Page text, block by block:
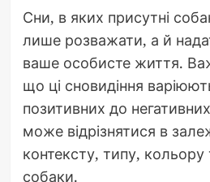
Сни, в яких присутні
лише розважати, а й
ваше особисте життя.
що ці сновидіння
позитивних до
може відрізнятися в
контексту, типу, кольору
собаки.